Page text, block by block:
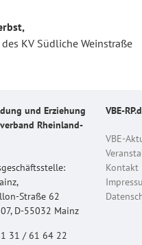
KV Südliche Weinstraße
und Erziehung
Rheinland-
Straße 62
D-55032 Mainz
31 / 61 64 22
VBE-
VBE-
Kontakt